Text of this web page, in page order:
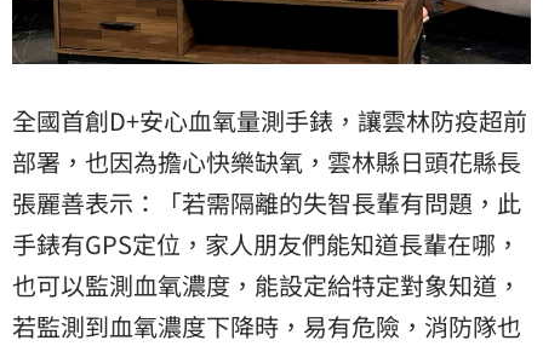
全國首創D+安心血氧量測手錶，讓雲林防疫超前
部署，也因為擔心快樂缺氧，雲林縣日頭花縣長
張麗善表示：「若需隔離的失智長輩有問題，此
手錶有GPS定位，家人朋友們能知道長輩在哪，
也可以監測血氧濃度，能設定給特定對象知道，
若監測到血氧濃度下降時，易有危險，消防隊也